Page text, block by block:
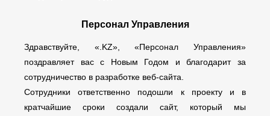
Персонал Управления
Здравствуйте, «.KZ», «Персонал Управления»
поздравляет вас с Новым Годом и благодарит за
сотрудничество в разработке веб-сайта.
Сотрудники ответственно подошли к проекту и в
кратчайшие сроки создали сайт, который мы